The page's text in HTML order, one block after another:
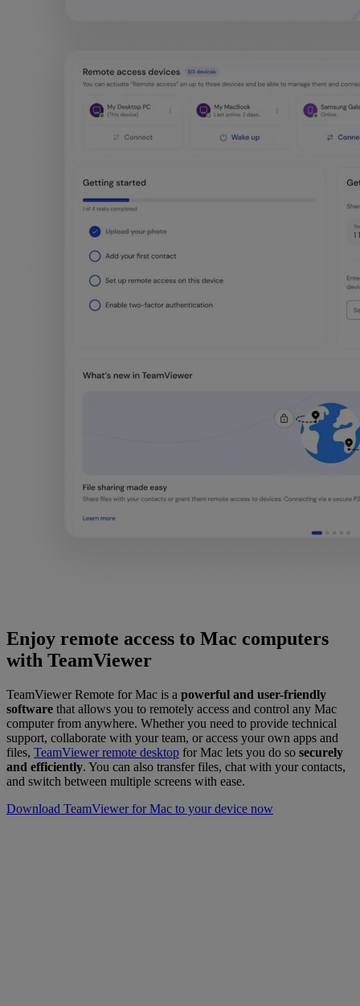
Enjoy remote access to Mac computers
with TeamViewer
TeamViewer Remote for Mac is a powerful and user-friendly
software that allows you to remotely access and control any Mac
computer from anywhere. Whether you need to provide technical
support, collaborate with your team, or access your own apps and
files, TeamViewer remote desktop for Mac lets you do so securely
and efficiently. You can also transfer files, chat with your contacts,
and switch between multiple screens with ease.
Download TeamViewer for Mac to your device now